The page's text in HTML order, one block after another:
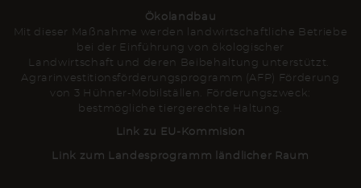
Ökolandbau
Mit dieser Maßnahme werden landwirtschaftliche Betriebe
bei der Einführung von ökologischer
Landwirtschaft und deren Beibehaltung unterstützt.
Agrarinvestitionsförderungsprogramm (AFP) Förderung
von 3 Hühner-Mobilställen. Förderungszweck:
bestmögliche tiergerechte Haltung.
Link zu EU-Kommision
Link zum Landesprogramm ländlicher Raum